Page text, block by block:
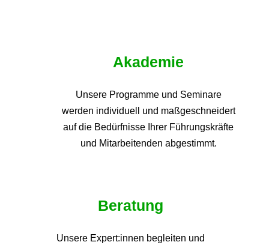
Akademie
Unsere Programme und Seminare
werden individuell und maßgeschneidert
auf die Bedürfnisse Ihrer Führungskräfte
und Mitarbeitenden abgestimmt.
Beratung
Unsere Expert:innen begleiten und